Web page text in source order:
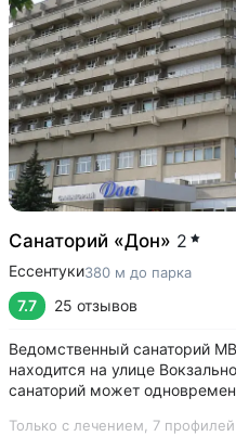
Санаторий «Дон» 2
Ессентуки380 м до парка
7.7 25 отзывов
Ведомственный санаторий
находится на улице
санаторий может
Только с лечением, 7 профилей